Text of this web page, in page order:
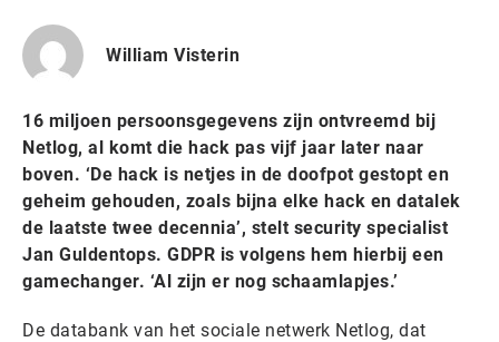
William Visterin
16 miljoen persoonsgegevens zijn ontvreemd bij
Netlog, al komt die hack pas vijf jaar later naar
boven. ‘De hack is netjes in de doofpot gestopt en
geheim gehouden, zoals bijna elke hack en datalek
de laatste twee decennia’, stelt security specialist
Jan Guldentops. GDPR is volgens hem hierbij een
gamechanger. ‘Al zijn er nog schaamlapjes.’
De databank van het sociale netwerk Netlog, dat